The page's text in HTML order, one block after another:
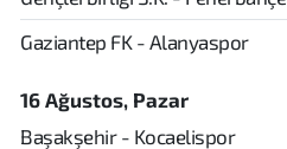
Gaziantep FK - Alanyaspor
16 Ağustos, Pazar
Başakşehir - Kocaelispor